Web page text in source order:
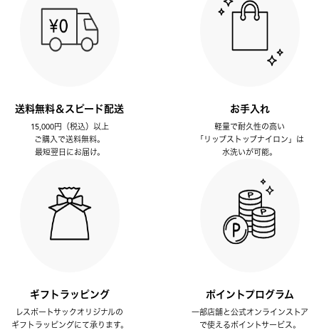
送料無料＆スピード配送
15,000円（税込）以上
ご購入で送料無料。
最短翌日にお届け。
お手入れ
軽量で耐久性の高い
「リップストップナイロン」は
水洗いが可能。
ギフトラッピング
レスポートサックオリジナルの
ギフトラッピングにて承ります。
ポイントプログラム
一部店舗と公式オンラインストア
で使えるポイントサービス。